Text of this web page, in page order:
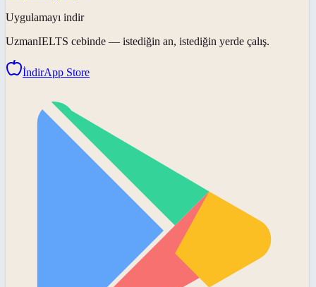
Uygulamayı indir
UzmanIELTS cebinde — istediğin an, istediğin yerde çalış.
İndirApp Store